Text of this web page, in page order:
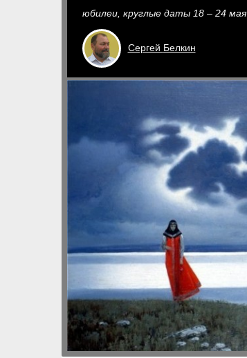
юбилеи, круглые даты 18 – 24 мая
Сергей Белкин